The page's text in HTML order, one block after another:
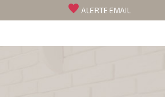
favorite ALERTE EMAIL